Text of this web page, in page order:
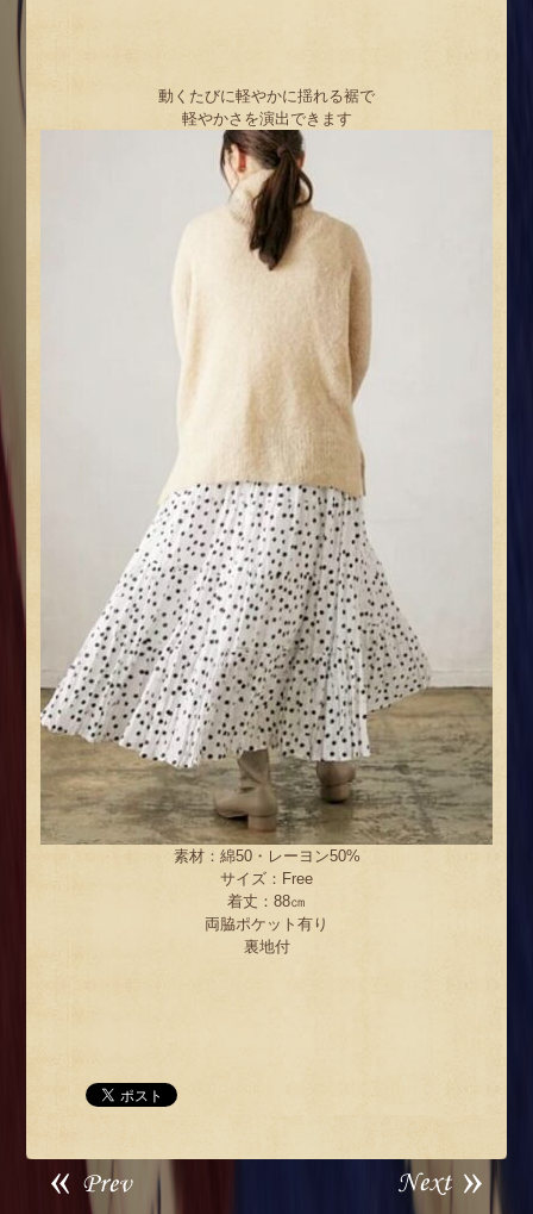
動くたびに軽やかに揺れる裾で
軽やかさを演出できます
素材：綿50・レーヨン50%
サイズ：Free
着丈：88㎝
両脇ポケット有り
裏地付